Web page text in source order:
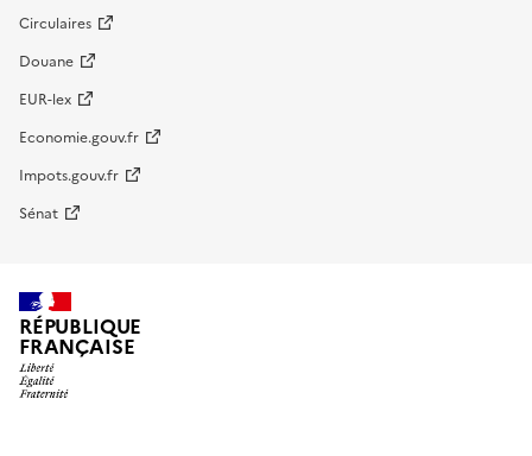
Circulaires
Douane
EUR-lex
Economie.gouv.fr
Impots.gouv.fr
Sénat
RÉPUBLIQUE
FRANÇAISE